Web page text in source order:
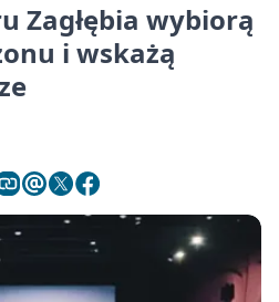
Zagłębia wybiorą
i wskażą